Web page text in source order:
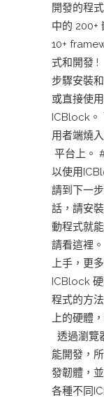
開發的程
中的 200+
10+
式和開發
步驟安裝
或直接使
ICBlock。
用者端燒
平台上。
以使用
請到下一
話，請安
動程式就
請看這裡
上手，更
ICBlock
程式的方
上的硬體
透過瀏覽
能開發，
發韌體，
各種不同